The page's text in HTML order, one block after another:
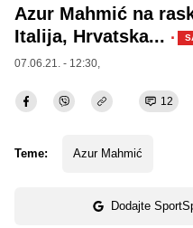
Azur Mahmić na
Italija, Hrvatska... ·
07.06.21. - 12:30,
12
Teme: Azur Mahmić
Dodajte